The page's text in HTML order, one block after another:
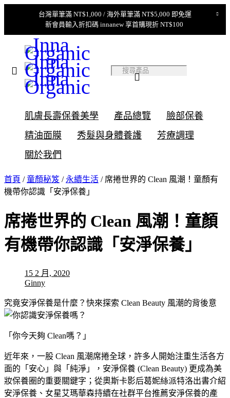
台灣單筆滿 NT$1,000 / 海外單筆滿 NT$5,000 即免運
新會員輸入折扣碼 innanew 享首購現折 NT$100
肌膚長壽保養美學 產品總覽
臉部保養
精油面膜
秀髮與身體養護
芳療調理
關於我們
首頁 /童顏秘笈 /永續生活 / 席捲世界的 Clean 風潮！童顏有
機帶你認識「安淨保養」
席捲世界的 Clean 風潮！童顏
有機帶你認識「安淨保養」
15 2 月, 2020
Ginny
究竟安淨保養是什麼？快來探索 Clean Beauty 風潮的背後意
「你今天夠 Clean嗎？」
近年來，一股 Clean 風潮席捲全球，許多人開始注重生活各方
面的「安心」與「純淨」，安淨保養 (Clean Beauty) 更成為美
妝保養圈的重要關鍵字；從奧斯卡影后葛妮絲派特洛出書介紹
安淨保養、女星艾瑪華森持續在社群平台推薦安淨保養的產